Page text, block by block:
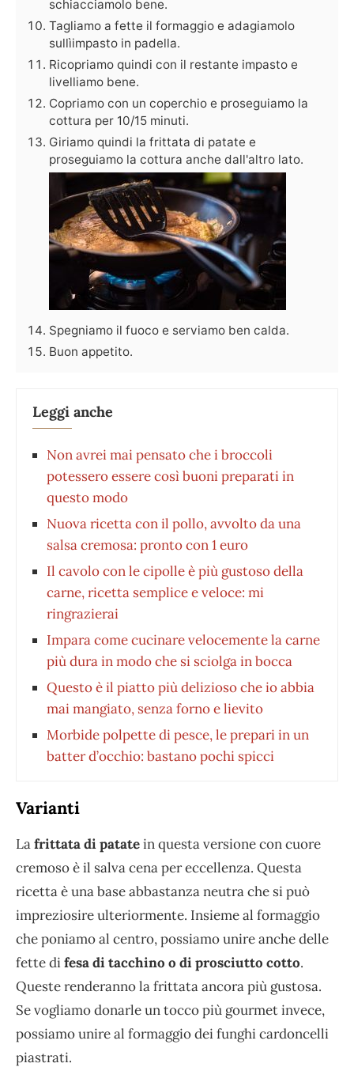
schiacciamolo bene.
Tagliamo a fette il formaggio e adagiamolo
sullìimpasto in padella.
Ricopriamo quindi con il restante impasto e
livelliamo bene.
Copriamo con un coperchio e proseguiamo la
cottura per 10/15 minuti.
Giriamo quindi la frittata di patate e
proseguiamo la cottura anche dall'altro lato.
Spegniamo il fuoco e serviamo ben calda.
Buon appetito.
Leggi anche
Non avrei mai pensato che i broccoli
potessero essere così buoni preparati in
questo modo
Nuova ricetta con il pollo, avvolto da una
salsa cremosa: pronto con 1 euro
Il cavolo con le cipolle è più gustoso della
carne, ricetta semplice e veloce: mi
ringrazierai
Impara come cucinare velocemente la carne
più dura in modo che si sciolga in bocca
Questo è il piatto più delizioso che io abbia
mai mangiato, senza forno e lievito
Morbide polpette di pesce, le prepari in un
batter d’occhio: bastano pochi spicci
Varianti
Lafrittata di patatein questa versione con cuore
cremoso è il salva cena per eccellenza. Questa
ricetta è una base abbastanza neutra che si può
impreziosire ulteriormente. Insieme al formaggio
che poniamo al centro, possiamo unire anche delle
fette difesa di tacchino o di prosciutto cotto.
Queste renderanno la frittata ancora più gustosa.
Se vogliamo donarle un tocco più gourmet invece,
possiamo unire al formaggio dei funghi cardoncelli
piastrati.